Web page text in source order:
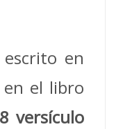
en
el libro
versículo